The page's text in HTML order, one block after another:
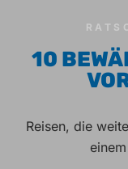
10
Reisen, die